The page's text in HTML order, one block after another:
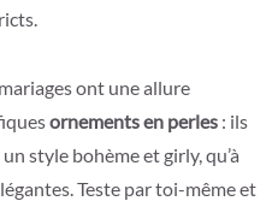
ont une allure
ornements en perles : ils
style bohème et girly, qu’à
Teste par toi-même et